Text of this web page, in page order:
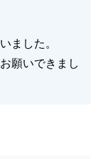
ました。
願いできまし